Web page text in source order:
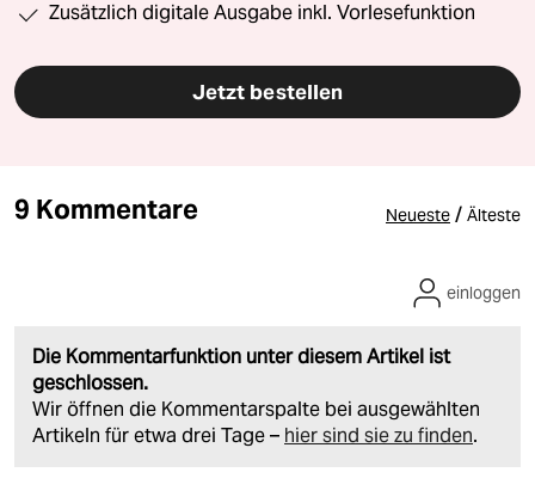
Zusätzlich digitale Ausgabe inkl. Vorlesefunktion
Jetzt bestellen
9 Kommentare Neueste / Älteste
Die Kommentarfunktion unter diesem Artikel ist
geschlossen.
Wir öffnen die Kommentarspalte bei ausgewählten
Artikeln für etwa drei Tage – hier sind sie zu finden.
einloggen